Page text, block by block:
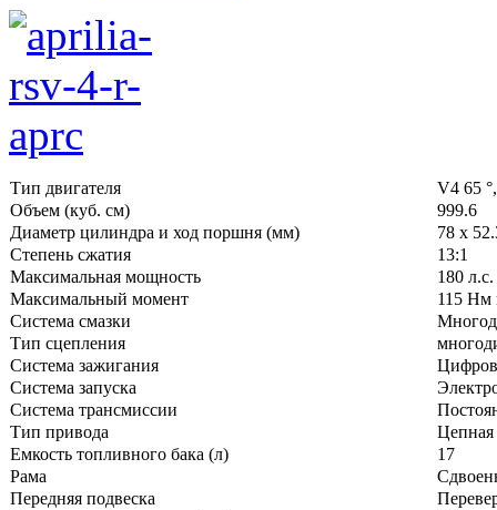
Тип двигателя
V4 65
Объем (куб. см)
999.6
Диаметр цилиндра и ход поршня (мм)
78 x
Степень сжатия
13:1
Максимальная мощность
180
Максимальный момент
115 Нм
Система смазки
Тип сцепления
Система зажигания
Система запуска
Система трансмиссии
Тип привода
Цепная
Емкость топливного бака (л)
17
Рама
Передняя подвеска